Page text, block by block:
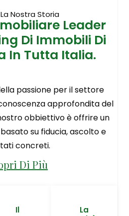
Nostra Storia
Leader
Di Immobili Di
In Tutta Italia.
passione per il settore
approfondita del
obbiettivo è offrire un
su fiducia, ascolto e
concreti.
Di Più
Il
La